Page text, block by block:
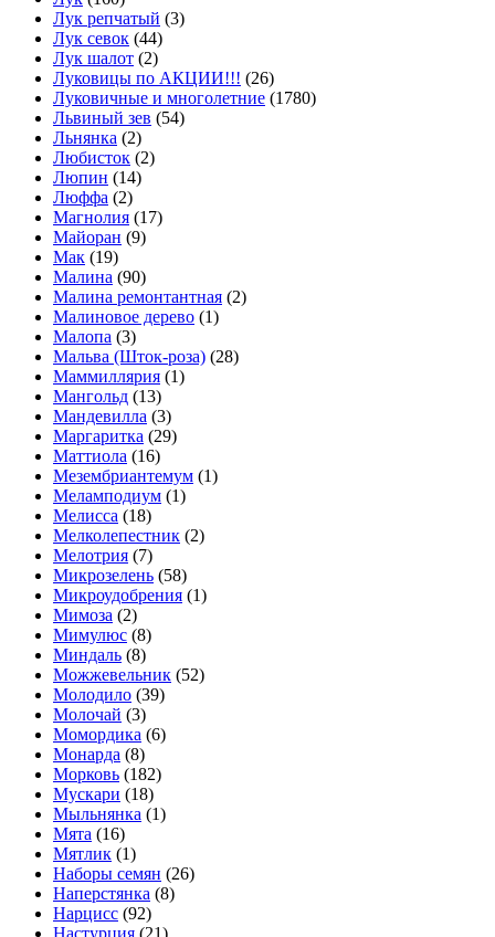
Лук репчатый (3)
Лук севок (44)
Лук шалот (2)
Луковицы по АКЦИИ!!! (26)
Луковичные и многолетние (1780)
Львиный зев (54)
Льнянка (2)
Любисток (2)
Люпин (14)
Люффа (2)
Магнолия (17)
Майоран (9)
Мак (19)
Малина (90)
Малина ремонтантная (2)
Малиновое дерево (1)
Малопа (3)
Мальва (Шток-роза) (28)
Маммиллярия (1)
Мангольд (13)
Мандевилла (3)
Маргаритка (29)
Маттиола (16)
Мезембриантемум (1)
Меламподиум (1)
Мелисса (18)
Мелколепестник (2)
Мелотрия (7)
Микрозелень (58)
Микроудобрения (1)
Мимоза (2)
Мимулюс (8)
Миндаль (8)
Можжевельник (52)
Молодило (39)
Молочай (3)
Момордика (6)
Монарда (8)
Морковь (182)
Мускари (18)
Мыльнянка (1)
Мята (16)
Мятлик (1)
Наборы семян (26)
Наперстянка (8)
Нарцисс (92)